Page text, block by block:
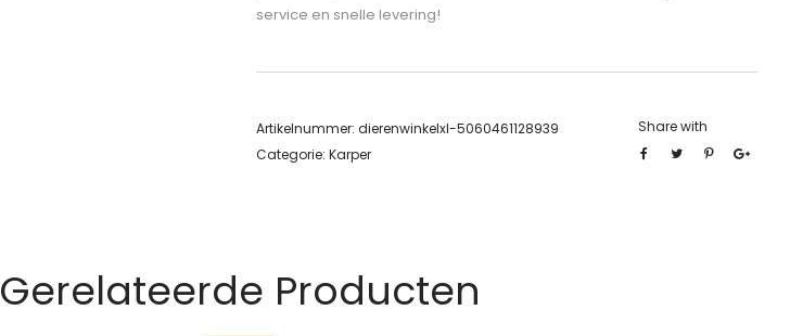
service en snelle levering!
Artikelnummer: dierenwinkelxl-5060461128939
Categorie: Karper
Share with
Gerelateerde Producten